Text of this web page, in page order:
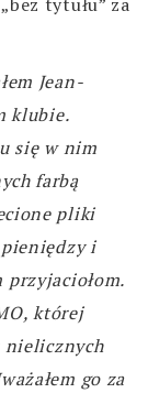
Jean-
klubie.
się w nim
farbą
pliki
i
przyjaciołom.
której
nielicznych
go za